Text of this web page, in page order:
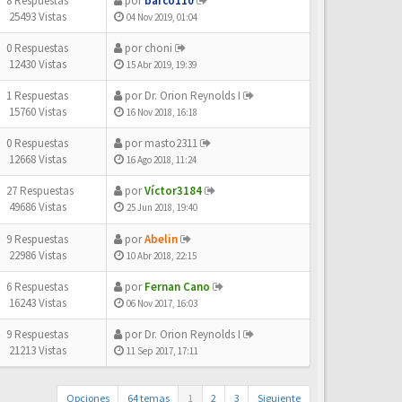
25493 Vistas
04 Nov 2019, 01:04
0 Respuestas
12430 Vistas
porchoni
15 Abr 2019, 19:39
1 Respuestas
15760 Vistas
porDr. Orion Reynolds I
16 Nov 2018, 16:18
0 Respuestas
12668 Vistas
pormasto2311
16 Ago 2018, 11:24
27 Respuestas
49686 Vistas
porVíctor3184
25 Jun 2018, 19:40
9 Respuestas
22986 Vistas
porAbelin
10 Abr 2018, 22:15
6 Respuestas
16243 Vistas
porFernan Cano
06 Nov 2017, 16:03
9 Respuestas
21213 Vistas
porDr. Orion Reynolds I
11 Sep 2017, 17:11
Opciones 64 temas 1 2 3 Siguiente